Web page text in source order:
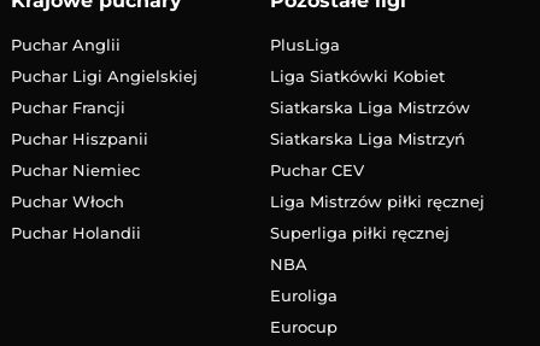
Puchar Anglii
Puchar Ligi Angielskiej
Puchar Francji
Puchar Hiszpanii
Puchar Niemiec
Puchar Włoch
Puchar Holandii
PlusLiga
Liga Siatkówki Kobiet
Siatkarska Liga Mistrzów
Siatkarska Liga Mistrzyń
Puchar CEV
Liga Mistrzów piłki ręcznej
Superliga piłki ręcznej
NBA
Euroliga
Eurocup